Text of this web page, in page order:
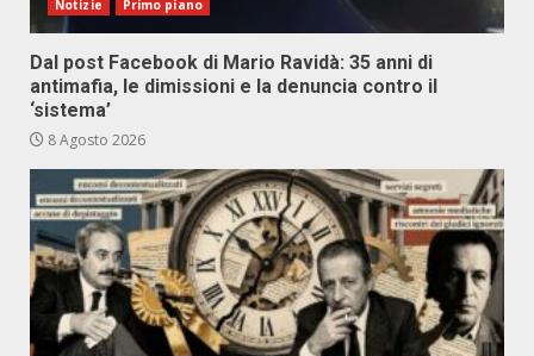
Notizie Primo piano
Dal post Facebook di Mario Ravidà: 35 anni di
antimafia, le dimissioni e la denuncia contro il
‘sistema’
8 Agosto 2026